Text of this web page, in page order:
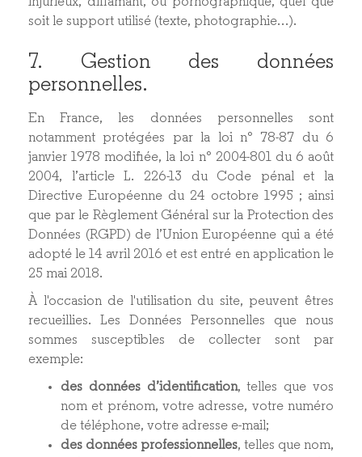
soit le support utilisé (texte, photographie…).
7. Gestion des données
personnelles.
En France, les données personnelles sont
notamment protégées par la loi n° 78-87 du 6
janvier 1978 modifiée, la loi n° 2004-801 du 6 août
2004, l’article L. 226-13 du Code pénal et la
Directive Européenne du 24 octobre 1995 ; ainsi
que par le Règlement Général sur la Protection des
Données (RGPD) de l’Union Européenne qui a été
adopté le 14 avril 2016 et est entré en application le
25 mai 2018.
À l'occasion de l'utilisation du site, peuvent êtres
recueillies. Les Données Personnelles que nous
sommes susceptibles de collecter sont par
exemple :
des données d’identification, telles que vos
nom et prénom, votre adresse, votre numéro
de téléphone, votre adresse e-mail ;
des données professionnelles, telles que nom,